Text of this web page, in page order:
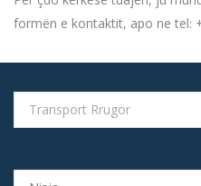
formën e kontaktit, apo ne tel:
Transport Rrugor